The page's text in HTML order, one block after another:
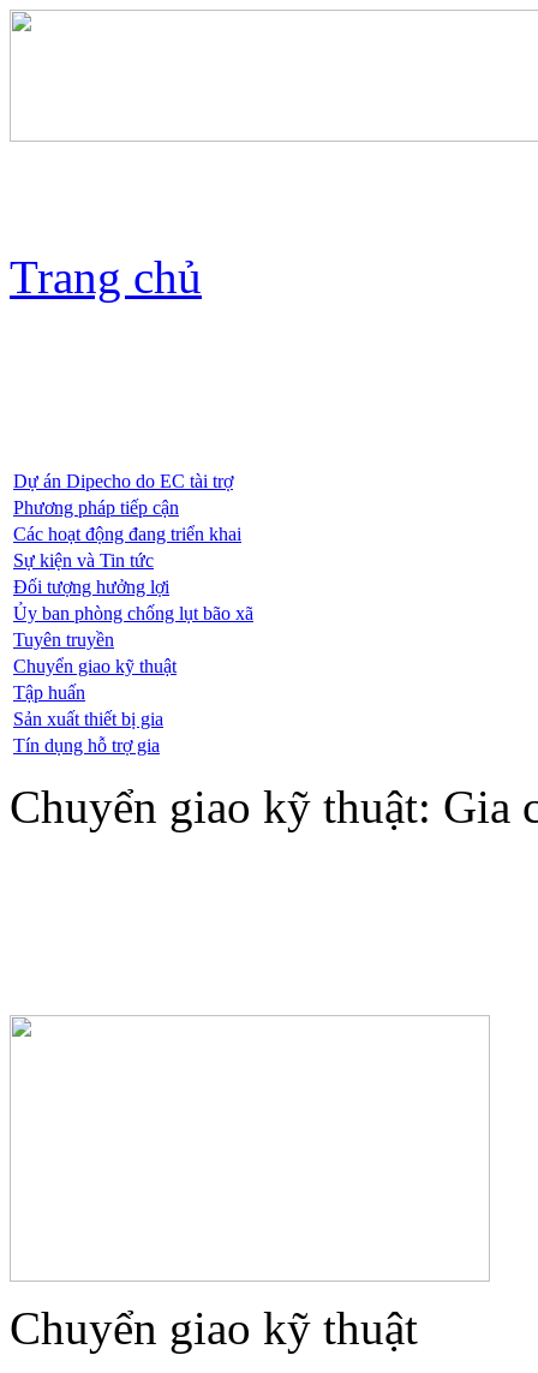
Trang chủ
Dự án Dipecho do EC tài trợ
Phương pháp tiếp cận
Các hoạt động đang triển khai
Sự kiện và Tin tức
Đối tượng hưởng lợi
Ủy ban phòng chống lụt bão xã
Tuyên truyền
Chuyển giao kỹ thuật
Tập huấn
Sản xuất thiết bị gia
Tín dụng hỗ trợ gia
Chuyển giao kỹ thuật: Gia
Chuyển giao kỹ thuật